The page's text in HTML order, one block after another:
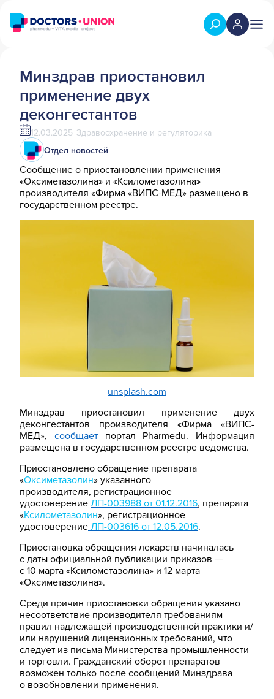
Минздрав приостановил
применение двух
деконгестантов
12.03.2025 Здравоохранение и регуляторика
Отдел новостей
Сообщение о приостановлении применения
«Оксиметазолина» и «Ксилометазолина»
производителя «Фирма «ВИПС-МЕД» размещено в
государственном реестре.
unsplash.com
Минздрав приостановил применение двух
деконгестантов производителя «Фирма «ВИПС-
МЕД», сообщаетпортал Pharmedu. Информация
размещена в государственном реестре ведомства.
Приостановлено обращение препарата
«Оксиметазолин» указанного
производителя, регистрационное
удостоверение ЛП-003988 от 01.12.2016, препарата
«Ксилометазолин», регистрационное
удостоверение ЛП-003616 от 12.05.2016.
Приостановка обращения лекарств начиналась
с даты официальной публикации приказов —
с 10 марта «Ксилометазолина» и 12 марта
«Оксиметазолина».
Среди причин приостановки обращения указано
несоответствие производителя требованиям
правил надлежащей производственной практики и/
или нарушений лицензионных требований, что
следует из письма Министерства промышленности
и торговли. Гражданский оборот препаратов
возможен только после сообщений Минздрава
о возобновлении применения.